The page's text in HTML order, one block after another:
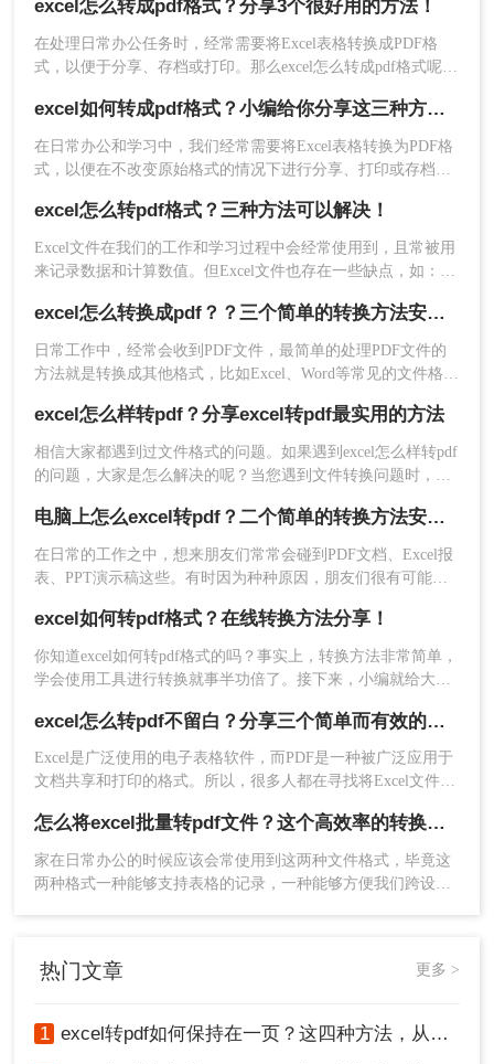
成PDF的格式发送给别浏览，那么excel转成pdf怎么转呢？今天
我整理出了一种简单的方法来分享给大家。
excel怎么转成pdf格式？分享3个很好用的方法！
在处理日常办公任务时，经常需要将Excel表格转换成PDF格
式，以便于分享、存档或打印。那么excel怎么转成pdf格式呢？
excel如何转成pdf格式？小编给你分享这三种方法！
​在日常办公和学习中，我们经常需要将Excel表格转换为PDF格
式，以便在不改变原始格式的情况下进行分享、打印或存档。
件转换为PDF格式的方法，帮助读者轻松完成转换。
excel怎么转pdf格式？三种方法可以解决！
Excel文件在我们的工作和学习过程中会经常使用到，且常被用
来记录数据和计算数值。但Excel文件也存在一些缺点，如：不
免这些问题，需要将其转换为PDF格式。那么excel怎么转pdf格
式呢？接下来推荐3个excel转PDF的方案，一起来看看吧。
excel怎么转换成pdf？？三个简单的转换方法安利给你们！
日常工作中，经常会收到PDF文件，最简单的处理PDF文件的
方法就是转换成其他格式，比如Excel、Word等常见的文件格
吗？
excel怎么样转pdf？分享excel转pdf最实用的方法
相信大家都遇到过文件格式的问题。如果遇到excel怎么样转pdf
的问题，大家是怎么解决的呢？当您遇到文件转换问题时，您
话，那么下面小编就和大家分享一下excel转pdf的操作。
电脑上怎么excel转pdf？二个简单的转换方法安利给你们
在日常的工作之中，想来朋友们常常会碰到PDF文档、Excel报
表、PPT演示稿这些。有时因为种种原因，朋友们很有可能需
知道电脑上怎么excel转pdf吗？很多人都不知道怎么转换，所以
小编今天就来给大家分享一下转 换方法。
excel如何转pdf格式？在线转换方法分享！
你知道excel如何转pdf格式的吗？事实上，转换方法非常简单，
学会使用工具进行转换就事半功倍了。接下来，小编就给大家
单快速的进行转换，一起来看看吧。
excel怎么转pdf不留白？分享三个简单而有效的方法！
Excel是广泛使用的电子表格软件，而PDF是一种被广泛应用于
文档共享和打印的格式。所以，很多人都在寻找将Excel文件转
转换后的PDF文件会出现留白的情况。那么excel怎么转pdf不留
白呢？在本文中，我们将向您介绍三个简单而有效的方法，让
您能够快速将Excel文件转换成PDF文件，而且不会出现任何留
白。
怎么将excel批量转pdf文件？这个高效率的转换方法分享给你！
家在日常办公的时候应该会常使用到这两种文件格式，毕竟这
两种格式一种能够支持表格的记录，一种能够方便我们跨设备
热门文章 更多 >
1 excel转pdf如何保持在一页？这四种方法，从此再也不用分页困扰你！